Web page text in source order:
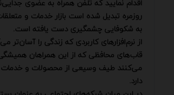
اقدام نمایید که تلفن همراه به عضوی
روزمره تبدیل شده است بازار خدمات و
به شکوفایی چشمگیری دست یافته است.
از نرم‌افزارهای کاربردی که زندگی را آسان‌تر
قاب‌های محافظی که از این همراهان
می‌کنند طیف وسیعی از محصولات و خدمات
دارد.